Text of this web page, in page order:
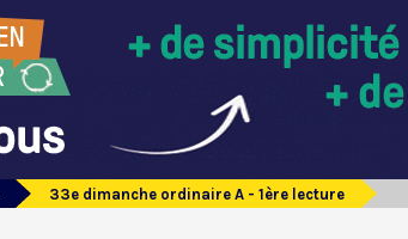
33e dimanche ordinaire A - 1ère lecture